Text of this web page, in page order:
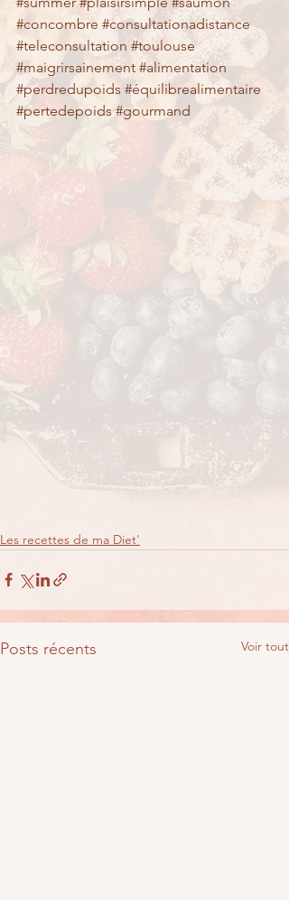
#concombre #consultationadistance
#teleconsultation #toulouse
#maigrirsainement #alimentation
#perdredupoids #équilibrealimentaire
#pertedepoids #gourmand
Les recettes de ma Diet'
Posts récents Voir tout